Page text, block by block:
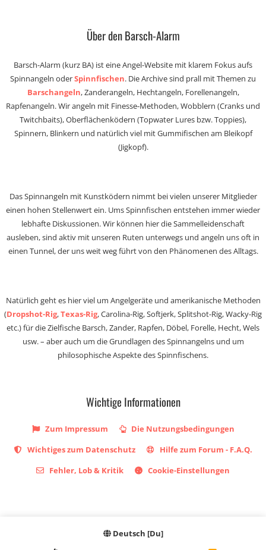
Über den Barsch-Alarm
Barsch-Alarm (kurz BA) ist eine Angel-Website mit klarem Fokus aufs
Spinnangeln oderSpinnfischen. Die Archive sind prall mit Themen zu
Barschangeln, Zanderangeln, Hechtangeln, Forellenangeln,
Rapfenangeln. Wir angeln mit Finesse-Methoden, Wobblern (Cranks und
Twitchbaits), Oberflächenködern (Topwater Lures bzw. Toppies),
Spinnern, Blinkern und natürlich viel mit Gummifischen am Bleikopf
(Jigkopf).
Das Spinnangeln mit Kunstködern nimmt bei vielen unserer Mitglieder
einen hohen Stellenwert ein. Ums Spinnfischen entstehen immer wieder
lebhafte Diskussionen. Wir können hier die Sammelleidenschaft
ausleben, sind aktiv mit unseren Ruten unterwegs und angeln uns oft in
einen Tunnel, der uns weit weg führt von den Phänomenen des Alltags.
Natürlich geht es hier viel um Angelgeräte und amerikanische Methoden
(Dropshot-Rig,Texas-Rig, Carolina-Rig, Softjerk, Splitshot-Rig, Wacky-Rig
etc.) für die Zielfische Barsch, Zander, Rapfen, Döbel, Forelle, Hecht, Wels
usw. – aber auch um die Grundlagen des Spinnangelns und um
philosophische Aspekte des Spinnfischens.
Wichtige Informationen
Zum Impressum
Die Nutzungsbedingungen
Wichtiges zum Datenschutz
Hilfe zum Forum - F.A.Q.
Fehler, Lob & Kritik
Cookie-Einstellungen
Deutsch [Du]